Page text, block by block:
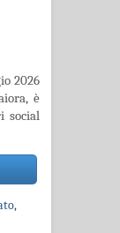
2026
è
social
,